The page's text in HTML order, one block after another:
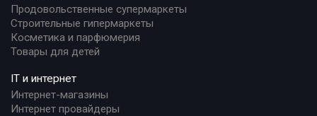
Продовольственные супермаркеты
Строительные гипермаркеты
Косметика и парфюмерия
Товары для детей
IT и интернет
Интернет-магазины
Интернет провайдеры